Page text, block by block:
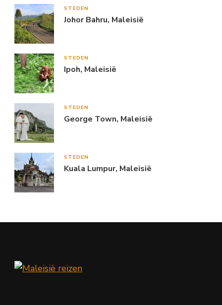
STEDEN
Johor Bahru, Maleisië
STEDEN
Ipoh, Maleisië
STEDEN
George Town, Maleisië
STEDEN
Kuala Lumpur, Maleisië